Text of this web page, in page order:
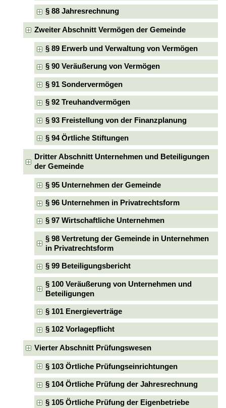
§ 88 Jahresrechnung
Zweiter Abschnitt Vermögen der Gemeinde
§ 89 Erwerb und Verwaltung von Vermögen
§ 90 Veräußerung von Vermögen
§ 91 Sondervermögen
§ 92 Treuhandvermögen
§ 93 Freistellung von der Finanzplanung
§ 94 Örtliche Stiftungen
Dritter Abschnitt Unternehmen und Beteiligungen
der Gemeinde
§ 95 Unternehmen der Gemeinde
§ 96 Unternehmen in Privatrechtsform
§ 97 Wirtschaftliche Unternehmen
§ 98 Vertretung der Gemeinde in Unternehmen
in Privatrechtsform
§ 99 Beteiligungsbericht
§ 100 Veräußerung von Unternehmen und
Beteiligungen
§ 101 Energieverträge
§ 102 Vorlagepflicht
Vierter Abschnitt Prüfungswesen
§ 103 Örtliche Prüfungseinrichtungen
§ 104 Örtliche Prüfung der Jahresrechnung
§ 105 Örtliche Prüfung der Eigenbetriebe